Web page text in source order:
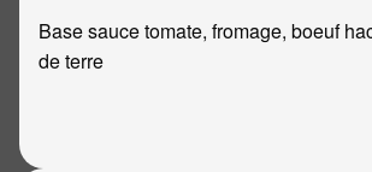
Base sauce tomate, fromage, boeuf
de terre